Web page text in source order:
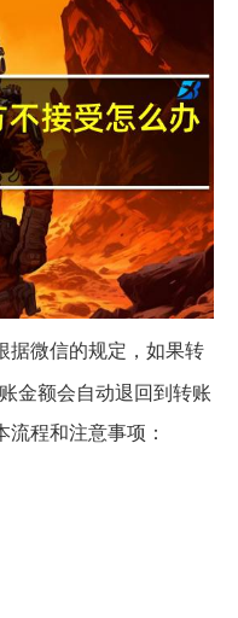
据微信的规定，如果转
金额会自动退回到转账
程和注意事项：